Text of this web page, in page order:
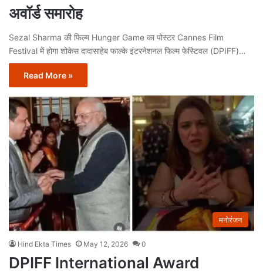
अवॉर्ड समारोह
Sezal Sharma की फिल्म Hunger Game का पोस्टर Cannes Film
Festival में होगा शोकेस दादासाहेब फाल्के इंटरनेशनल फिल्म फेस्टिवल (DPIFF)…
Read More »
मनोरंजन
Hind Ekta Times May 12, 2026 0
DPIFF International Award